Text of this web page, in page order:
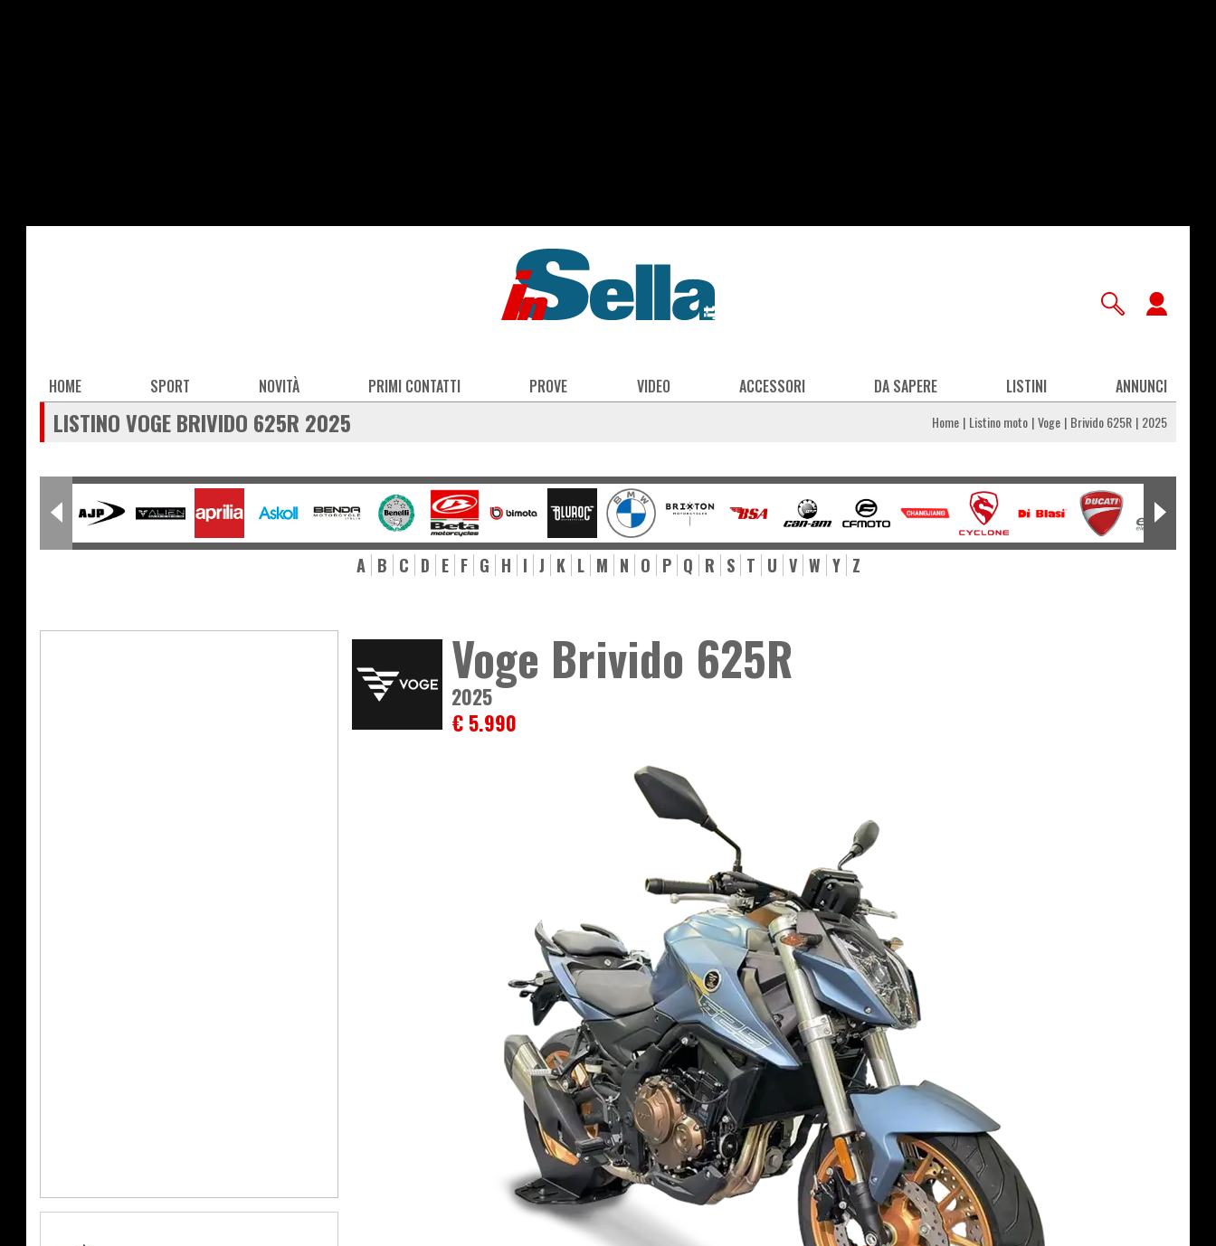
Main
navigation
HOME SPORT NOVITÀ PRIMI CONTATTI PROVE VIDEO ACCESSORI DA SAPERE LISTINI ANNUNCI
LISTINO VOGE BRIVIDO 625R 2025 Home Listino moto Voge Brivido 625R 2025
A B C D E F G H I J K L M N O P Q R S T U V W Y Z
Voge Brivido 625R
2025
€ 5.990